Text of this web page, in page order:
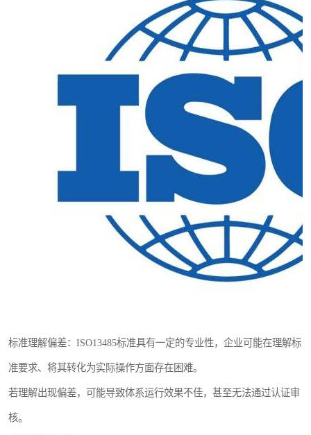
标准理解偏差：ISO13485标准具有一定的专业性，企业可能在理解标
准要求、将其转化为实际操作方面存在困难。
若理解出现偏差，可能导致体系运行效果不佳，甚至无法通过认证审
核。